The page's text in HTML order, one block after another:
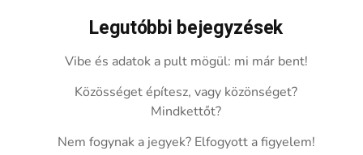
Legutóbbi bejegyzések
Vibe és adatok a pult mögül: mi már bent!
Közösséget építesz, vagy közönséget?
Mindkettőt?
Nem fogynak a jegyek? Elfogyott a figyelem!